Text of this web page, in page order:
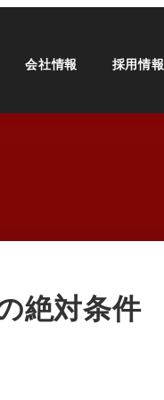
会社情報 採用情報
絶対条件